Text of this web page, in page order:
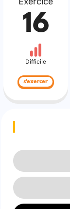
16
Difficile
s'exercer